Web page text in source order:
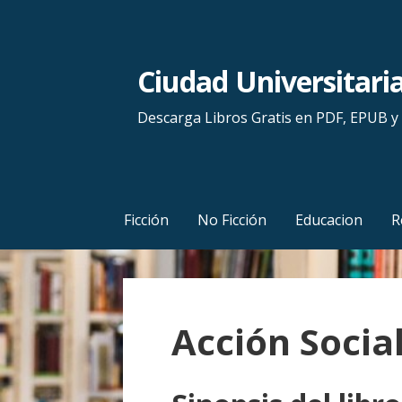
n
t
e
n
i
d
Ciudad
Descarga Libros Gratis en PDF, EPUB y
Ficción No Ficción Educacion
Acción